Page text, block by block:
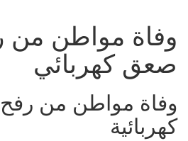
وفاة مواطن من
صعق كهربائي
وفاة مواطن من
كهربائية